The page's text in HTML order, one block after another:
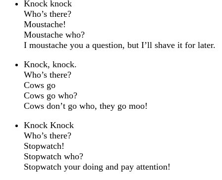
Knock knock
Who’s there?
Moustache!
Moustache who?
I moustache you a question, but I’ll shave it for later.
Knock, knock.
Who’s there?
Cows go
Cows go who?
Cows don’t go who, they go moo!
Knock Knock
Who’s there?
Stopwatch!
Stopwatch who?
Stopwatch your doing and pay attention!